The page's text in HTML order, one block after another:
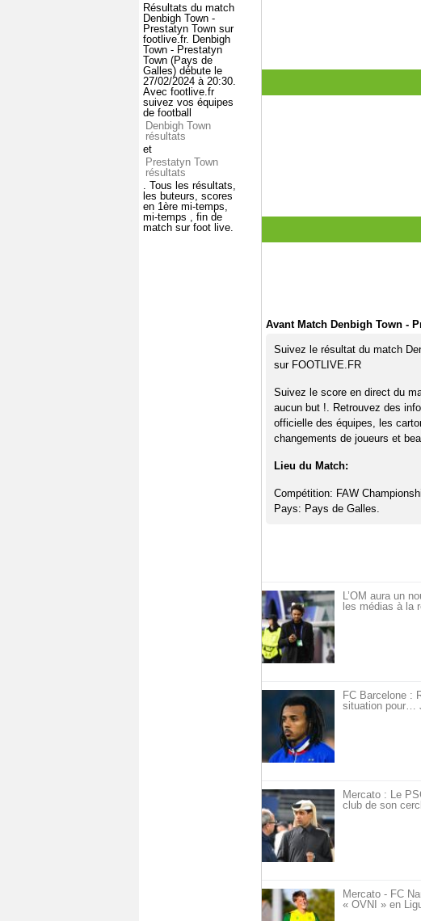
Résultats du match
Denbigh Town -
Prestatyn Town sur
footlive.fr. Denbigh
Town - Prestatyn
Town (Pays de
Galles) débute le
27/02/2024 à 20:30.
Avec footlive.fr
suivez vos équipes
de football
Denbigh Town
résultats
et
Prestatyn Town
résultats
. Tous les résultats,
les buteurs, scores
en 1ère mi-temps,
mi-temps , fin de
match sur foot live.
Avant Match Denbigh Town -
Suivez le résultat du match
sur FOOTLIVE.FR
Suivez le score en direct du
aucun but !. Retrouvez des
officielle des équipes, les
changements de joueurs et
Lieu du Match:
Compétition: FAW
Pays: Pays de Galles.
L’OM aura un
les médias à la
FC Barcelone :
situation pour…
Mercato : Le
club de son
Mercato - FC
« OVNI » en